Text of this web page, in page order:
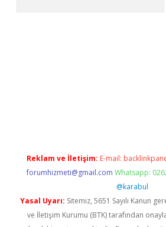
Reklam ve İletişim: E-mail:
forumhizmeti@gmail.com Whatsapp:
@karabul
Yasal Uyarı: Sitemiz, 5651 Sayılı Kanun
ve İletişim Kurumu (BTK) tarafından